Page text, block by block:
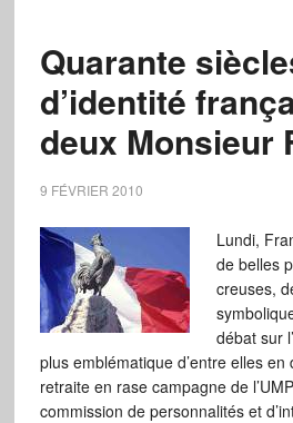
Quarante
d’identité
deux Monsieur
9 FÉVRIER 2010
Lundi,
de belles
creuses,
débat sur
plus emblématique d’entre elles
retraite en rase campagne de
commission de personnalités et